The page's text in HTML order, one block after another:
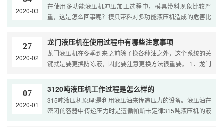
2020-03
在使用多功能液压机冲压加工过程中，模具带料现象比较严
重，这是怎么回事呢？模具带料对多功能液压机造成的危害比
及 ....
27
2020-02
龙门液压机在使用过程中有哪些注意事项
龙门液压机在冬季到来之前除了换各种油之外，这个系统的关
键就是要更换防冻液，因此要注意更换方法很重要。 1、龙门
07
2020-01
3120吨液压机工作过程是怎么样的
315吨液压机原理:是利用液压油来传递压力的设备。液压油在
密闭的容器中传递压力时是遵循帕斯卡定律315吨液压机的液